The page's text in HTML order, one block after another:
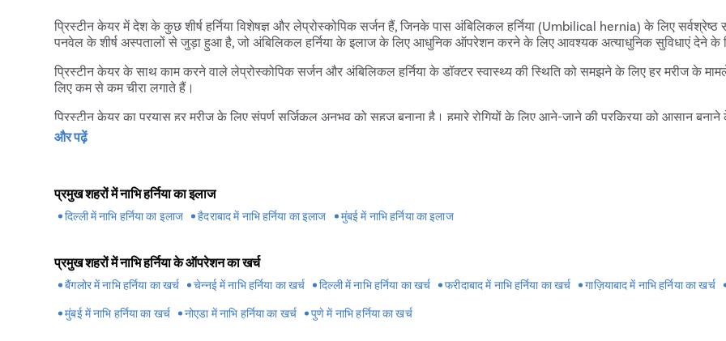
प्रिस्टीन केयर में देश के कुछ शीर्ष हर्निया विशेषज्ञ और लेप्रोस्कोपिक सर्जन हैं, जिनके पास अंबिलिकल हर्निया (Umbilical hernia) के लिए
पनवेल के शीर्ष अस्पतालों से जुड़ा हुआ है, जो अंबिलिकल हर्निया के इलाज के लिए आधुनिक ऑपरेशन करने के लिए आवश्यक अत्याधुनिक सुविधाएं देने के
प्रिस्टीन केयर के साथ काम करने वाले लेप्रोस्कोपिक सर्जन और अंबिलिकल हर्निया के डॉक्टर स्वास्थ्य की स्थिति को समझने के लिए हर मरीज के
लिए कम से कम चीरा लगाते हैं।
प्रिस्टीन केयर का प्रयास हर मरीज के लिए संपूर्ण सर्जिकल अनुभव को सहज बनाना है। हमारे रोगियों के लिए आने-जाने की प्रक्रिया को आसान
वापस आने में मदद करने के लिए मुफ्त कैब की सुविधा भी प्रदान करते हैं। प्रिस्टीन केयर ऑपरेशन के बाद पहले सात दिनों के भीतर मरीजों को मुफ्त
और पढ़ें
प्रमुख शहरों में नाभि हर्निया का इलाज
दिल्ली में नाभि हर्निया का इलाज हैदराबाद में नाभि हर्निया का इलाज मुंबई में नाभि हर्निया का इलाज
प्रमुख शहरों में नाभि हर्निया के ऑपरेशन का खर्च
बैंगलोर में नाभि हर्निया का खर्च चेन्नई में नाभि हर्निया का खर्च दिल्ली में नाभि हर्निया का खर्च फरीदाबाद में नाभि हर्निया का खर्च गाज़ियाबाद में नाभि हर्निया का खर्च
मुंबई में नाभि हर्निया का खर्च नोएडा में नाभि हर्निया का खर्च पुणे में नाभि हर्निया का खर्च